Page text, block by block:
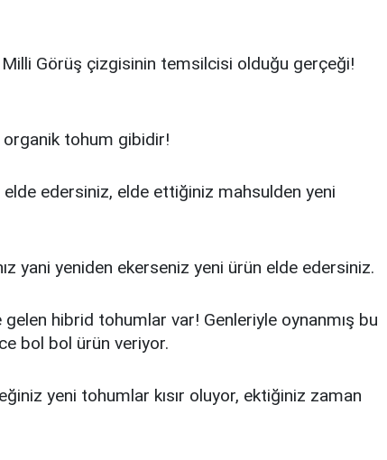
Görüş çizgisinin temsilcisi olduğu gerçeği!
tohum gibidir!
edersiniz, elde ettiğiniz mahsulden yeni
yani yeniden ekerseniz yeni ürün elde edersiniz.
gelen hibrid tohumlar var! Genleriyle oynanmış bu
bol bol ürün veriyor.
yeni tohumlar kısır oluyor, ektiğiniz zaman